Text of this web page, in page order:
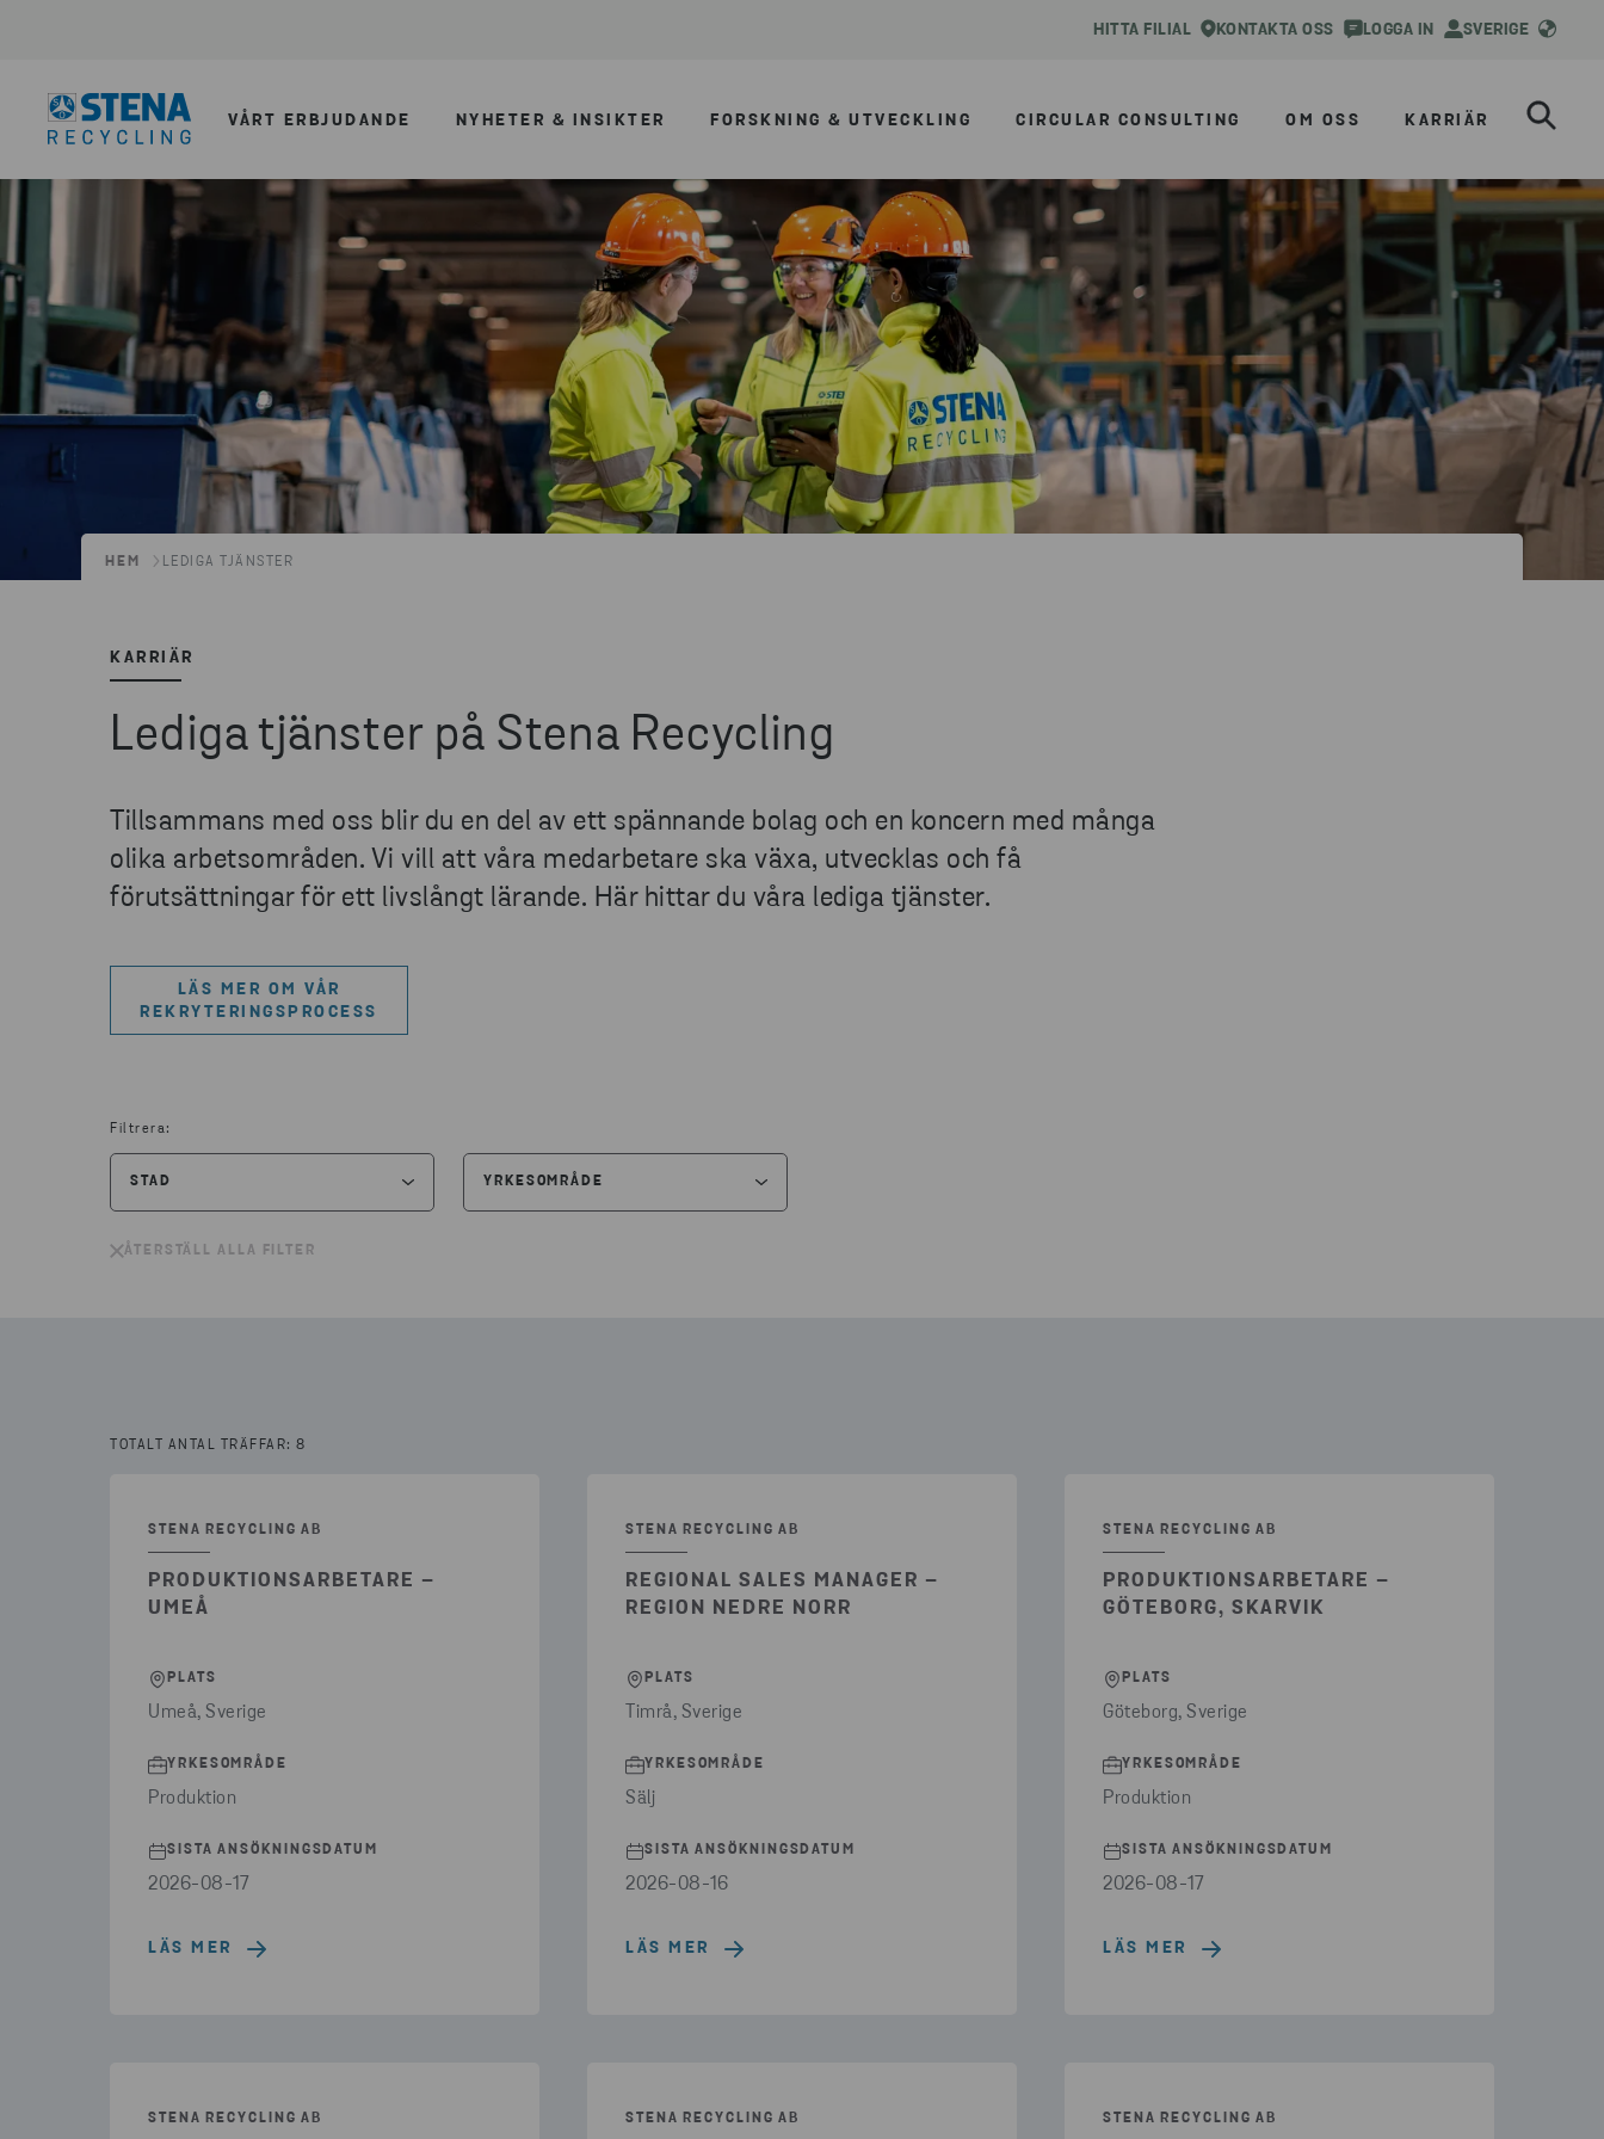
HITTA FILIAL KONTAKTA OSS LOGGA IN SVERIGE
VÅRT ERBJUDANDE NYHETER & INSIKTER FORSKNING & UTVECKLING CIRCULAR CONSULTING OM OSS KARRIÄR
HEM LEDIGA TJÄNSTER
KARRIÄR
Lediga tjänster på Stena Recycling
Tillsammans med oss blir du en del av ett spännande bolag och en koncern med många
olika arbetsområden. Vi vill att våra medarbetare ska växa, utvecklas och få
förutsättningar för ett livslångt lärande. Här hittar du våra lediga tjänster.
LÄS MER OM VÅR
REKRYTERINGSPROCESS
Filtrera:
STAD
ÅTERSTÄLL ALLA FILTER
YRKESOMRÅDE
ÅTERSTÄLL ALLA FILTER
TOTALT ANTAL TRÄFFAR: 8
STENA RECYCLING AB
PRODUKTIONSARBETARE –
UMEÅ
PLATS
Umeå, Sverige
YRKESOMRÅDE
Produktion
SISTA ANSÖKNINGSDATUM
2026-08-17
LÄS MER
STENA RECYCLING AB
REGIONAL SALES MANAGER –
REGION NEDRE NORR
PLATS
Timrå, Sverige
YRKESOMRÅDE
Sälj
SISTA ANSÖKNINGSDATUM
2026-08-16
LÄS MER
STENA RECYCLING AB
PRODUKTIONSARBETARE –
GÖTEBORG, SKARVIK
PLATS
Göteborg, Sverige
YRKESOMRÅDE
Produktion
SISTA ANSÖKNINGSDATUM
2026-08-17
LÄS MER
STENA RECYCLING AB STENA RECYCLING AB STENA RECYCLING AB